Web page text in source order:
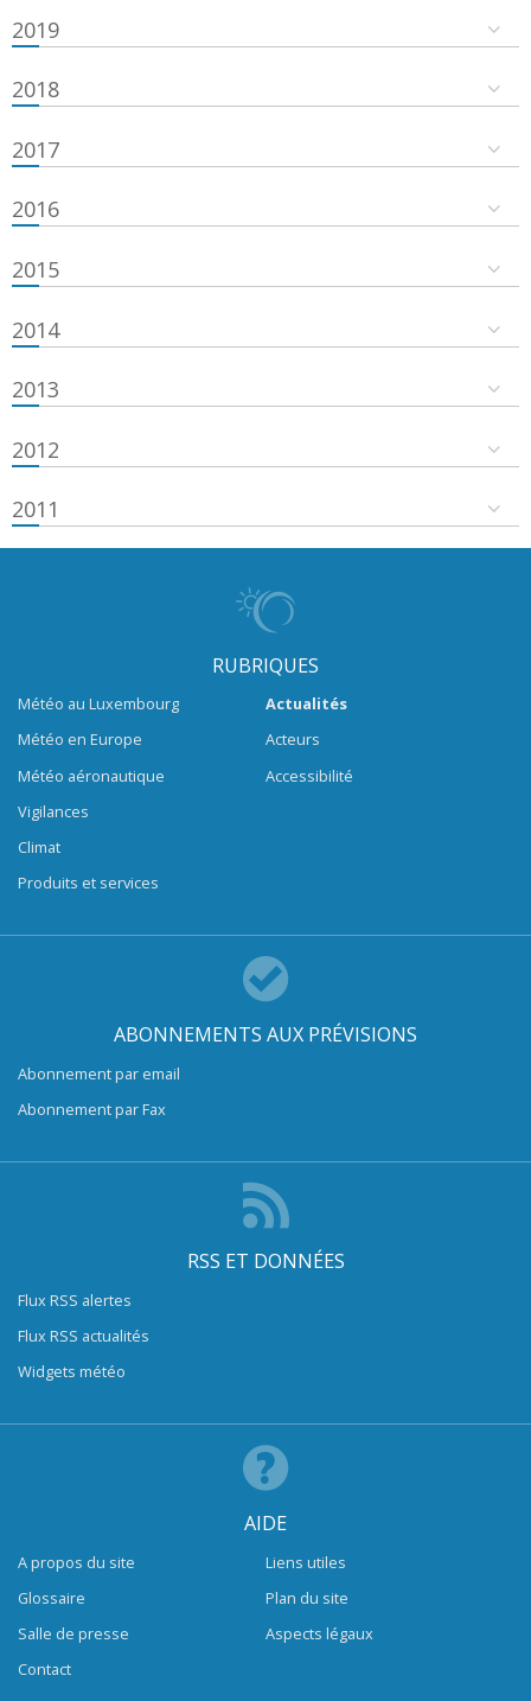
2019
2018
2017
2016
2015
2014
2013
2012
2011
RUBRIQUES
Météo au Luxembourg
Météo en Europe
Météo aéronautique
Vigilances
Climat
Produits et services
Actualités
Acteurs
Accessibilité
ABONNEMENTS AUX PRÉVISIONS
Abonnement par email
Abonnement par Fax
RSS ET DONNÉES
Flux RSS alertes
Flux RSS actualités
Widgets météo
AIDE
A propos du site
Glossaire
Salle de presse
Contact
Liens utiles
Plan du site
Aspects légaux